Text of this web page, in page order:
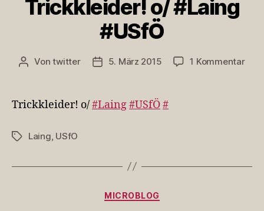
Trickkleider! o/ #Laing
#USfÖ
Beitragsautor
Vontwitter Veröffentlichungsdatum
5. März 2015 1 Kommentarzu
Trickkleider! o/#Laing#USfÖ#
Schlagwörter
Laing USfO
Kategorien
MICROBLOG